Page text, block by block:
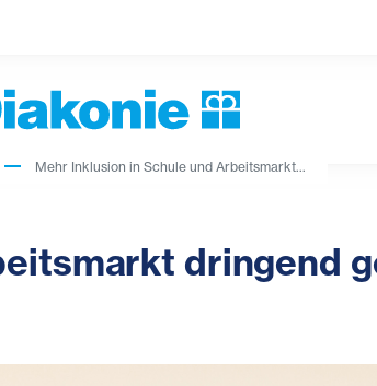
Mehr Inklusion in Schule und Arbeitsmarkt...
dringend